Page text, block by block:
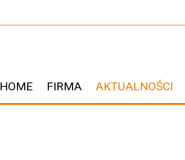
HOME FIRMA AKTUALNOŚCI